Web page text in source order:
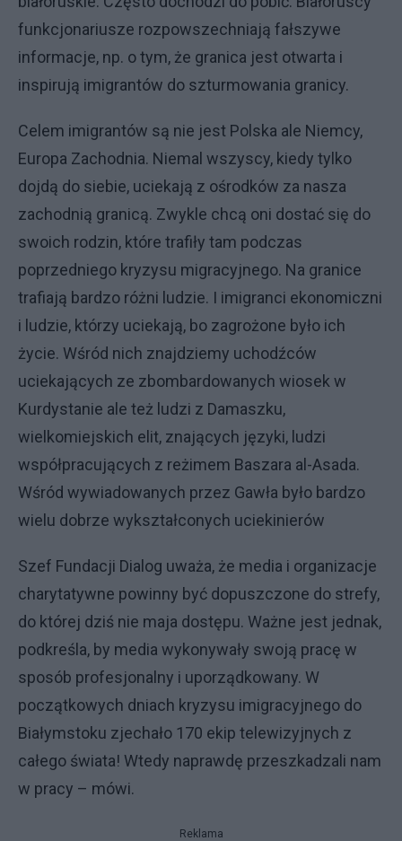
funkcjonariusze rozpowszechniają fałszywe
informacje, np. o tym, że granica jest otwarta i
inspirują imigrantów do szturmowania granicy.
Celem imigrantów są nie jest Polska ale Niemcy,
Europa Zachodnia. Niemal wszyscy, kiedy tylko
dojdą do siebie, uciekają z ośrodków za nasza
zachodnią granicą. Zwykle chcą oni dostać się do
swoich rodzin, które trafiły tam podczas
poprzedniego kryzysu migracyjnego. Na granice
trafiają bardzo różni ludzie. I imigranci ekonomiczni
i ludzie, którzy uciekają, bo zagrożone było ich
życie. Wśród nich znajdziemy uchodźców
uciekających ze zbombardowanych wiosek w
Kurdystanie ale też ludzi z Damaszku,
wielkomiejskich elit, znających języki, ludzi
współpracujących z reżimem Baszara al-Asada.
Wśród wywiadowanych przez Gawła było bardzo
wielu dobrze wykształconych uciekinierów
Szef Fundacji Dialog uważa, że media i organizacje
charytatywne powinny być dopuszczone do strefy,
do której dziś nie maja dostępu. Ważne jest jednak,
podkreśla, by media wykonywały swoją pracę w
sposób profesjonalny i uporządkowany. W
początkowych dniach kryzysu imigracyjnego do
Białymstoku zjechało 170 ekip telewizyjnych z
całego świata! Wtedy naprawdę przeszkadzali nam
w pracy – mówi.
Reklama